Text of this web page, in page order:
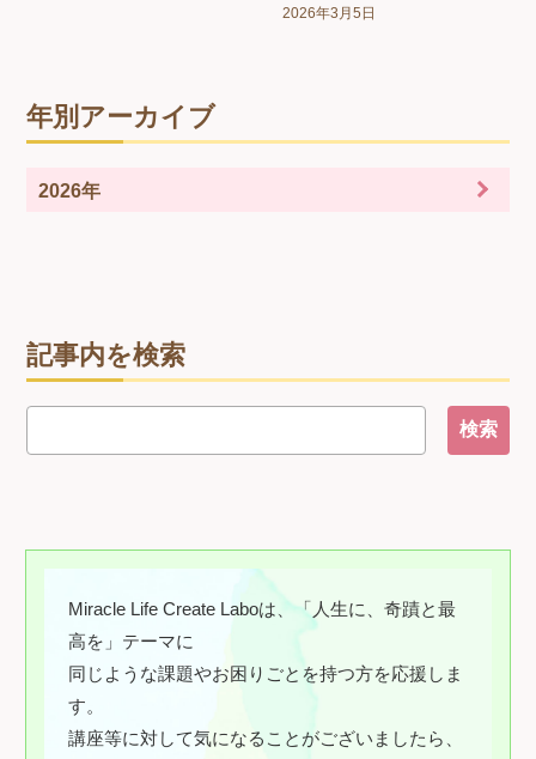
記事内を検索
2026年3月5日
年別アーカイブ
2026年
Miracle Life Create Laboは、「人生に、奇蹟と最
高を」テーマに
同じような課題やお困りごとを持つ方を応援しま
す。
講座等に対して気になることがございましたら、